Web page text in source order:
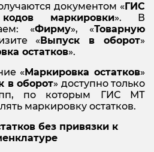
документом « ГИС
маркировки». В
«Фирму», «Товарную
« Выпуск в оборот»
остатков».
«Маркировка остатков»
в оборот» доступно только
по которым ГИС МТ
маркировку остатков.
без привязки к